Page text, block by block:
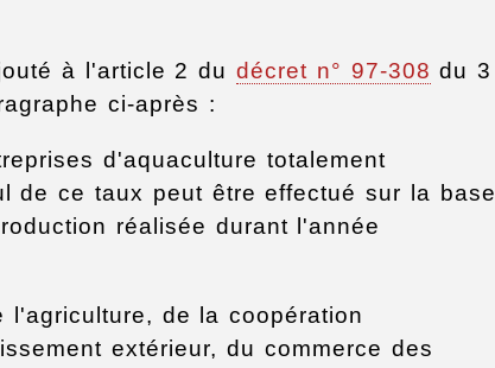
à l'article 2 du décret n° 97-308 du 3
ci-après :
d'aquaculture totalement
de ce taux peut être effectué sur la base
réalisée durant l'année
de la coopération
extérieur, du commerce des